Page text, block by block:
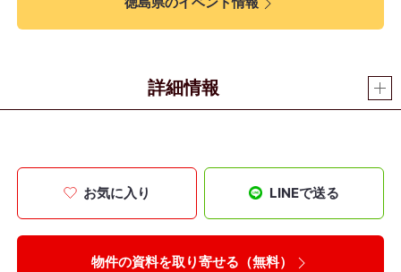
詳細情報
お気に入り LINEで送る
物件の資料を取り寄せる（無料）